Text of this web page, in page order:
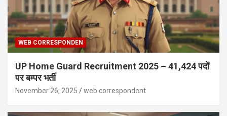
WEB CORRESPONDEN
UP Home Guard Recruitment 2025 – 41,424 पदों
पर बम्पर भर्ती
November 26, 2025 web correspondent